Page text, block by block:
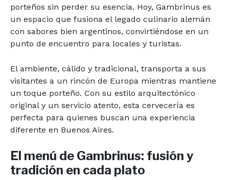
porteños sin perder su esencia. Hoy, Gambrinus es
un espacio que fusiona el legado culinario alemán
con sabores bien argentinos, convirtiéndose en un
punto de encuentro para locales y turistas.
El ambiente, cálido y tradicional, transporta a sus
visitantes a un rincón de Europa mientras mantiene
un toque porteño. Con su estilo arquitectónico
original y un servicio atento, esta cervecería es
perfecta para quienes buscan una experiencia
diferente en Buenos Aires.
El menú de Gambrinus: fusión y
tradición en cada plato